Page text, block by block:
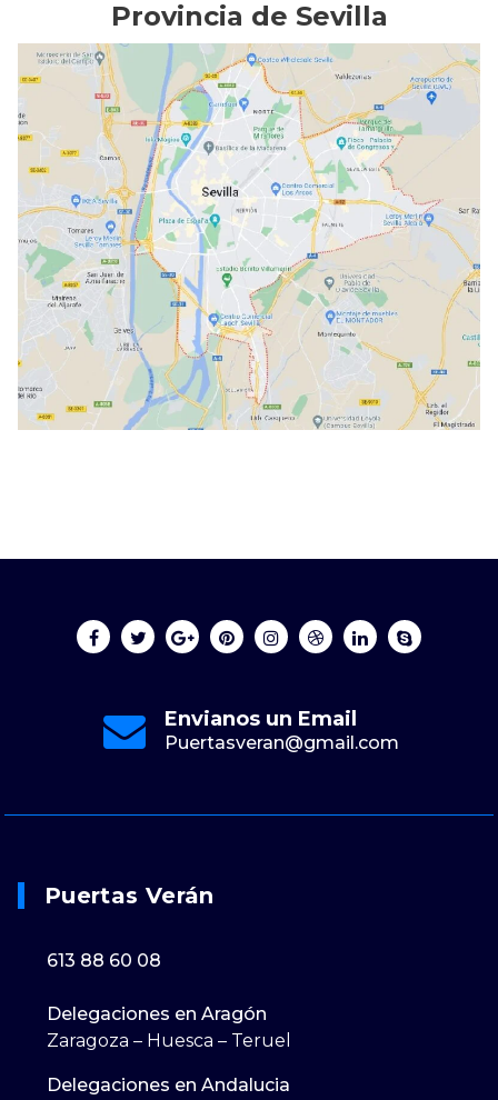
Provincia de Sevilla
Envianos un Email
Puertasveran@gmail.com
Puertas Verán
613 88 60 08
Delegaciones en Aragón
Zaragoza – Huesca – Teruel
Delegaciones en Andalucia